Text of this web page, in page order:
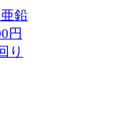
鉛
円
り